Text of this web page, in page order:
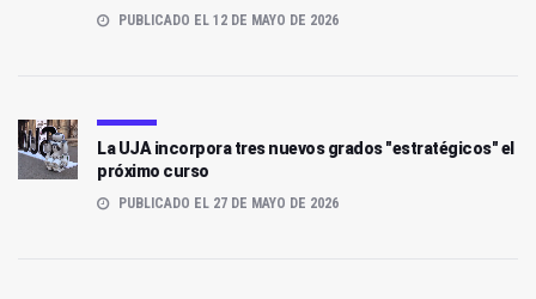
PUBLICADO EL 12 DE MAYO DE 2026
La UJA incorpora tres nuevos grados "estratégicos" el
próximo curso
PUBLICADO EL 27 DE MAYO DE 2026